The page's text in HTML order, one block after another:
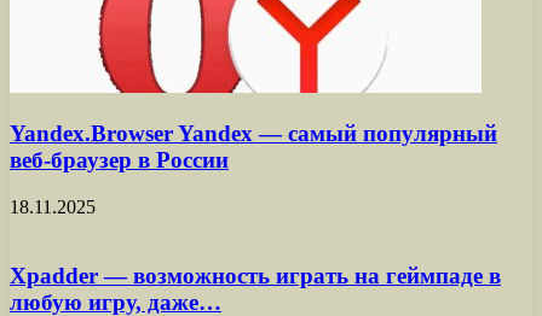
Yandex.Browser Yandex — самый популярный
веб-браузер в России
18.11.2025
Xpadder — возможность играть на геймпаде в
любую игру, даже…